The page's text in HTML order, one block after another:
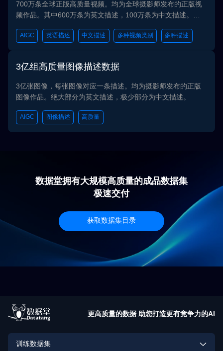
正版高质量视频。均为全球摄影师发布的正版视
中600万条为英文描述，100万条为中文描述。涵
语描述 中文描述 多种视频类别 多种描述
量图像描述数据
每张图像对应一条描述。均为摄影师发布的正版
绝大部分为英文描述，极少部分为中文描述。
像描述 高质量
本产品共
档，json文
拉伯语和日
律、政务
准确率（句
日语
3,000万段
率与清晰画
属清晰可
数据堂拥有大规模高质量的成品数据集
极速交付
获取数据集目录
更高质量的数据 助您打造更有竞争力的AI
训练数据集